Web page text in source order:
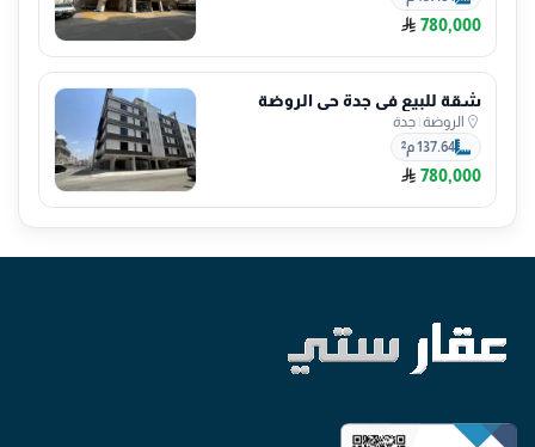
780,000
شقة للبيع في جدة حي الروضة
الروضة| جدة
137.64 م²
780,000